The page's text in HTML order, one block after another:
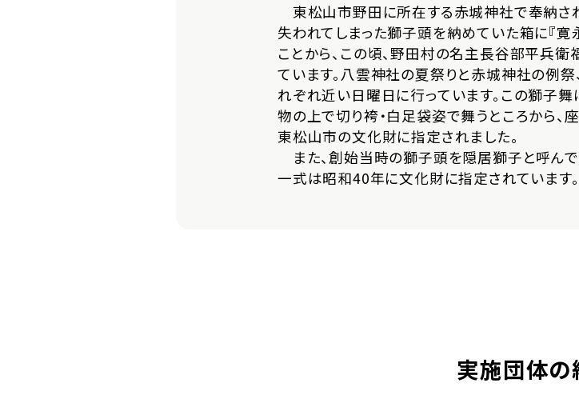
東松山市野田に所在する赤城神社で奉納さ
失われてしまった獅子頭を納めていた箱に『
ことから、この頃、野田村の名主長谷部平兵
ています。八雲神社の夏祭りと赤城神社の例
れぞれ近い日曜日に行っています。この獅子
物の上で切り袴・白足袋姿で舞うところから、
東松山市の文化財に指定されました。
また、創始当時の獅子頭を隠居獅子と呼ん
一式は昭和40年に文化財に指定されています。
実施団体の